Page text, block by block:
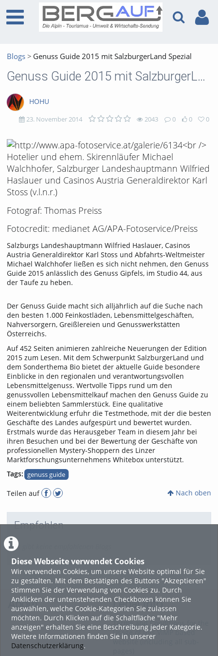
Diese Webseite verwendet Cookies
Wir verwenden Cookies, um unsere Website optimal für Sie
zu gestalten. Mit dem Bestätigen des Buttons "Akzeptieren"
stimmen Sie der Verwendung von Cookies zu. Durch
Anklicken der untenstehenden Checkboxen können Sie
auswählen, welche Cookie-Kategorien Sie zulassen
möchten. Durch Klicken auf die Schaltfläche "Mehr
anzeigen" erhalten Sie eine Beschreibung jeder Kategorie.
Weitere Informationen finden Sie in unserer
Datenschutzerklärung.
Blogs Genuss Guide 2015 mit SalzburgerLand Spezial
Genuss Guide 2015 mit SalzburgerLand Spezial
HOHU
23. November 2014 2043
2043
views
0
Kommentare
0
likes
0
favorites
Fotograf: Thomas Preiss
Fotocredit: medianet AG/APA-Fotoservice/Preiss
Salzburgs Landeshauptmann Wilfried Haslauer, Casinos
Austria Generaldirektor Karl Stoss und Abfahrts-Weltmeister
Michael Walchhofer ließen es sich nicht nehmen, den Genuss
Guide 2015 anlässlich des Genuss Gipfels, im Studio 44, aus
der Taufe zu heben.
Der Genuss Guide macht sich alljährlich auf die Suche nach
den besten 1.000 Feinkostläden, Lebensmittelgeschäften,
Nahversorgern, Greißlereien und Genusswerkstätten
Österreichs.
Auf 452 Seiten animieren zahlreiche Neuerungen der Edition
2015 zum Lesen. Mit dem Schwerpunkt SalzburgerLand und
dem Sonderthema Bio bietet der aktuelle Guide besondere
Einblicke in den regionalen und verantwortungsvollen
Lebensmittelgenuss. Wertvolle Tipps rund um den
genussvollen Lebensmittelkauf machen den Genuss Guide zu
einem beliebten Sammlerstück. Eine qualitative
Weiterentwicklung erfuhr die Testmethode, mit der die besten
Geschäfte des Landes aufgespürt und bewertet wurden.
Erstmals wurde das Herausgeber Team in diesem Jahr bei
ihren Besuchen und bei der Bewertung der Geschäfte von
professionellen Mystery-Shoppern des Linzer
Marktforschungsunternehmens Whitebox unterstützt.
Tags: genuss guide
Teilen auf Nach oben
Empfohlen
Es gibt keine empfohlenen Blogs
About Legal Info
Terms and Conditions for the
Usage of this ViMP based
website (including all sub-